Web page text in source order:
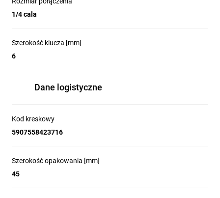
1/4 cala
Szerokość klucza [mm]
6
Dane logistyczne
Kod kreskowy
5907558423716
Szerokość opakowania [mm]
45